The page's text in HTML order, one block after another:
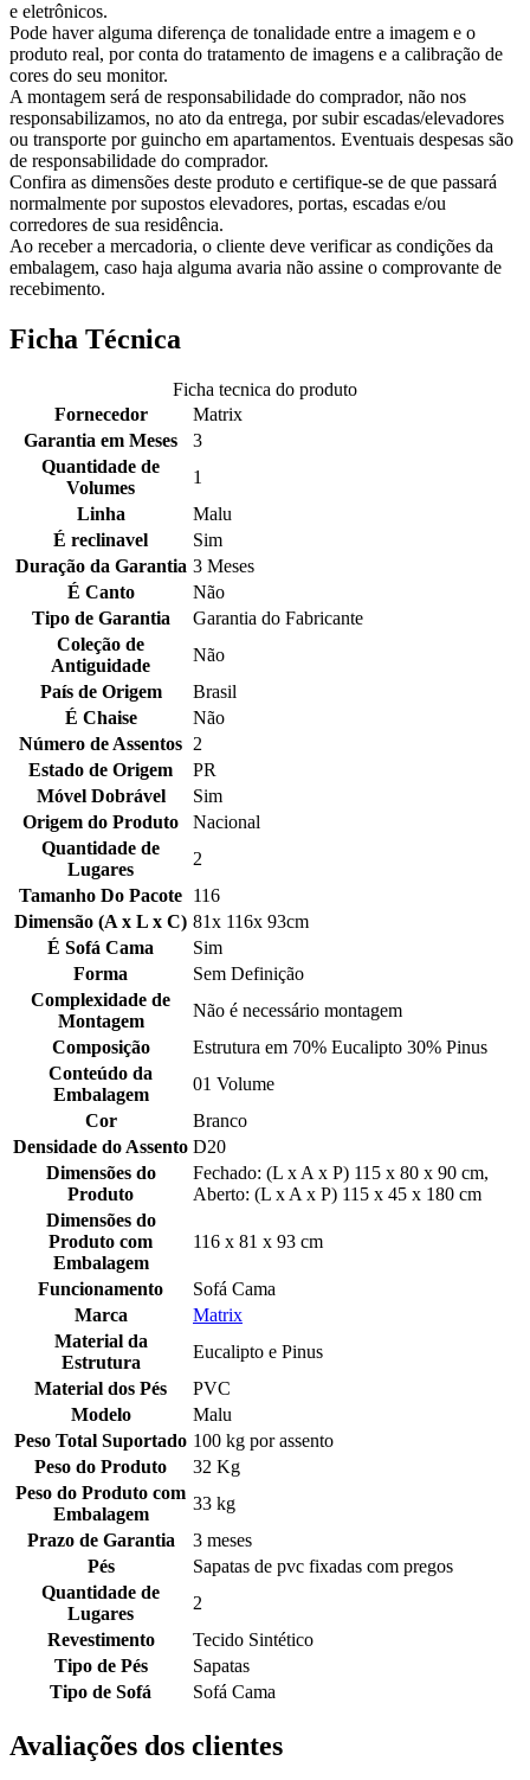
e eletrônicos.
Pode haver alguma diferença de tonalidade entre a imagem e o
produto real, por conta do tratamento de imagens e a calibração de
cores do seu monitor.
A montagem será de responsabilidade do comprador, não nos
responsabilizamos, no ato da entrega, por subir escadas/elevadores
ou transporte por guincho em apartamentos. Eventuais despesas são
de responsabilidade do comprador.
Confira as dimensões deste produto e certifique-se de que passará
normalmente por supostos elevadores, portas, escadas e/ou
corredores de sua residência.
Ao receber a mercadoria, o cliente deve verificar as condições da
embalagem, caso haja alguma avaria não assine o comprovante de
recebimento.
Ficha Técnica
Ficha tecnica do produto
Fornecedor
Matrix
Garantia em Meses
3
Quantidade de
Volumes
1
Linha
Malu
É reclinavel
Sim
Duração da Garantia 3 Meses
É Canto
Não
Tipo de Garantia
Garantia do Fabricante
Coleção de
Antiguidade
Não
País de Origem
Brasil
É Chaise
Não
Número de Assentos 2
Estado de Origem
PR
Móvel Dobrável
Sim
Origem do Produto
Nacional
Quantidade de
Lugares
2
Tamanho Do Pacote 116
Dimensão (A x L x C) 81x 116x 93cm
É Sofá Cama
Sim
Forma
Sem Definição
Complexidade de
Montagem
Não é necessário montagem
Composição
Estrutura em 70% Eucalipto 30% Pinus
Conteúdo da
Embalagem
01 Volume
Cor
Branco
Densidade do Assento D20
Dimensões do
Produto
Fechado: (L x A x P) 115 x 80 x 90 cm,
Aberto: (L x A x P) 115 x 45 x 180 cm
Dimensões do
Produto com
Embalagem
116 x 81 x 93 cm
Funcionamento
Sofá Cama
Marca
Matrix
Material da
Estrutura
Eucalipto e Pinus
Material dos Pés
PVC
Modelo
Malu
Peso Total Suportado 100 kg por assento
Peso do Produto
32 Kg
Peso do Produto com
Embalagem
33 kg
Prazo de Garantia
3 meses
Pés
Sapatas de pvc fixadas com pregos
Quantidade de
Lugares
2
Revestimento
Tecido Sintético
Tipo de Pés
Sapatas
Tipo de Sofá
Sofá Cama
Avaliações dos clientes